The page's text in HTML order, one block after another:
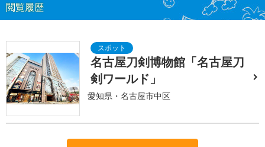
閲覧履歴
名古屋刀剣博物館「名古屋刀
剣ワールド」
愛知県・名古屋市中区